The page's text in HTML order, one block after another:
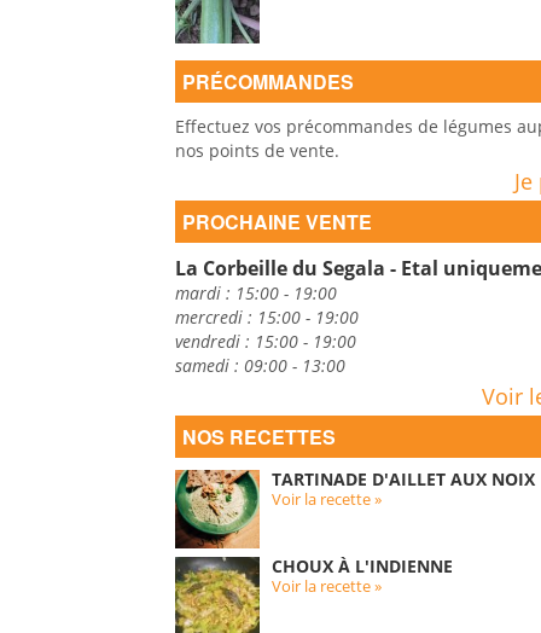
PRÉCOMMANDES
Effectuez vos précommandes de légumes
nos points de vente.
PROCHAINE VENTE
La Corbeille du Segala - Etal
mardi : 15:00 - 19:00
mercredi : 15:00 - 19:00
vendredi : 15:00 - 19:00
samedi : 09:00 - 13:00
Voir
NOS RECETTES
TARTINADE D'AILLET AUX NOIX
Voir la recette »
CHOUX À L'INDIENNE
Voir la recette »